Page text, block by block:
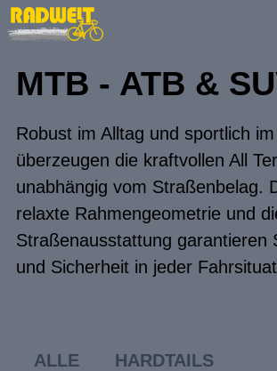
MTB - ATB &
Robust im Alltag und sportlich
überzeugen die kraftvollen All
unabhängig vom Straßenbelag.
relaxte Rahmengeometrie und
Straßenausstattung garantieren
und Sicherheit in jeder
ALLE HARDTAILS